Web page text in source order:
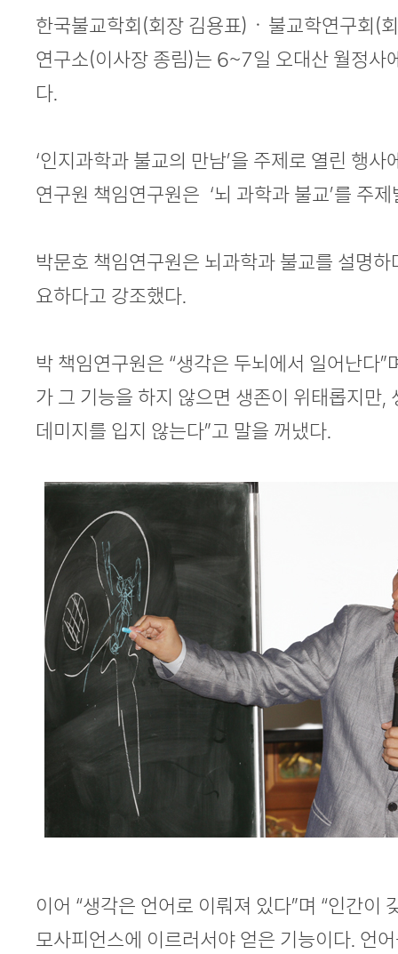
한국불교학회(회장 김용표)ㆍ불교학연구회(
연구소(이사장 종림)는 6~7일 오대산 월정사
다.
‘인지과학과 불교의 만남’을 주제로 열린 행
연구원 책임연구원은 ‘뇌 과학과 불교’를 주
박문호 책임연구원은 뇌과학과 불교를 설명
요하다고 강조했다.
박 책임연구원은 “생각은 두뇌에서 일어난다”
가 그 기능을 하지 않으면 생존이 위태롭지만,
데미지를 입지 않는다”고 말을 꺼냈다.
이어 “생각은 언어로 이뤄져 있다”며 “인간이
모사피언스에 이르러서야 얻은 기능이다. 언